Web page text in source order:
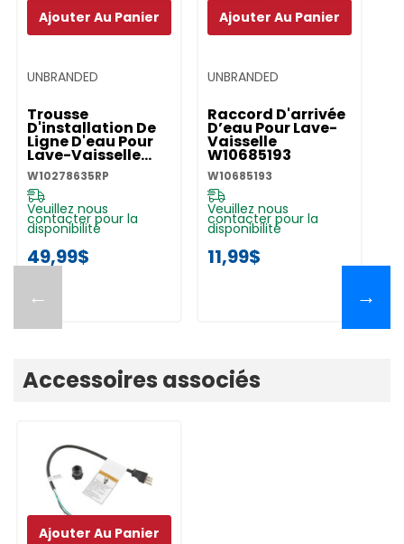
←
UNBRANDED
Trousse
D'installation De
Ligne D'eau Pour
Lave-Vaisselle
W10278635RP
W10278635RP
Veuillez nous
contacter pour la
disponibilité
49,99$
Ajouter Au Panier
UNBRANDED
Raccord D'arrivée
D’eau Pour Lave-
Vaisselle
W10685193
W10685193
Veuillez nous
contacter pour la
disponibilité
11,99$
Ajouter Au Panier
→
Accessoires associés
Ajouter Au Panier